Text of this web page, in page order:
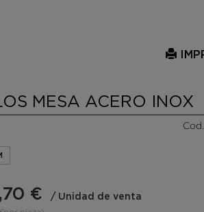
MESA ACERO INOX
€ / Unidad de venta